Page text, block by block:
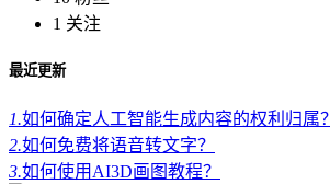
1 关注
最近更新
1.如何确定人工智能生成内容的权利归属？
2.如何免费将语音转文字？
3.如何使用AI3D画图教程？